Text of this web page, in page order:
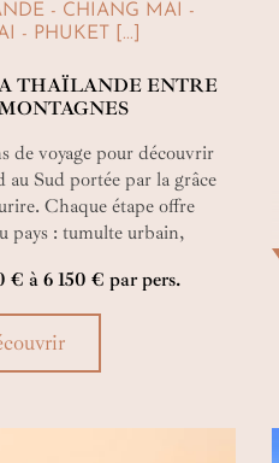
- CHIANG MAI -
- PHUKET [...]
THAÏLANDE ENTRE
de voyage pour découvrir
Sud portée par la grâce
Chaque étape offre
pays : tumulte urbain,
insulaire... Un itinéraire à
! Il est temps de
!
€ à 6 150 € par pers.